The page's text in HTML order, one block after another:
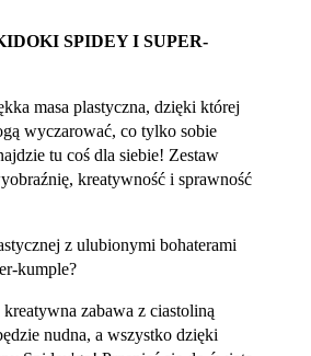
SPIDEY I SUPER-
masa plastyczna, dzięki której
wyczarować, co tylko sobie
tu coś dla siebie! Zestaw
kreatywność i sprawność
z ulubionymi bohaterami
kumple?
zabawa z ciastoliną
nudna, a wszystko dzięki